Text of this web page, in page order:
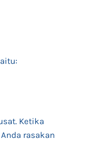
Ketika
rasakan